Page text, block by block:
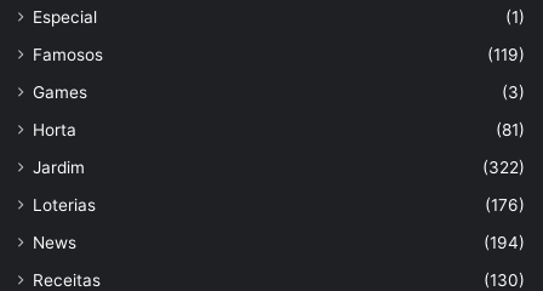
Especial
(1)
Famosos
(119)
Games
(3)
Horta
(81)
Jardim
(322)
Loterias
(176)
News
(194)
Receitas
(130)